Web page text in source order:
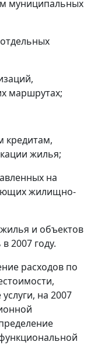
муниципальных
маршрутах;
кредитам,
жилья;
на
жилищно-
и объектов
2007 году.
расходов по
на 2007